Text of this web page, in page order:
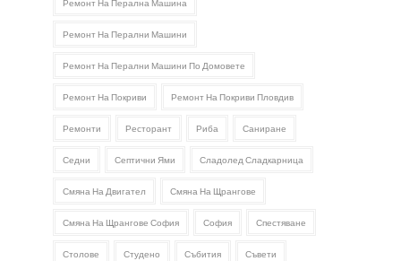
Ремонт На Перална Машина
Ремонт На Перални Машини
Ремонт На Перални Машини По Домовете
Ремонт На Покриви Ремонт На Покриви Пловдив
Ремонти Ресторант Риба Саниране
Седни Септични Ями Сладолед Сладкарница
Смяна На Двигател Смяна На Щрангове
Смяна На Щрангове София София Спестяване
Столове Студено Събития Съвети